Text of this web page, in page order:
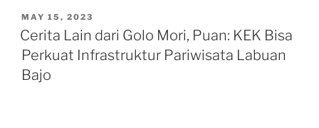
Mbak
Puan”
POSTED
ON
MAY 15, 2023
Cerita Lain dari Golo Mori, Puan: KEK Bisa
Perkuat Infrastruktur Pariwisata Labuan
Bajo